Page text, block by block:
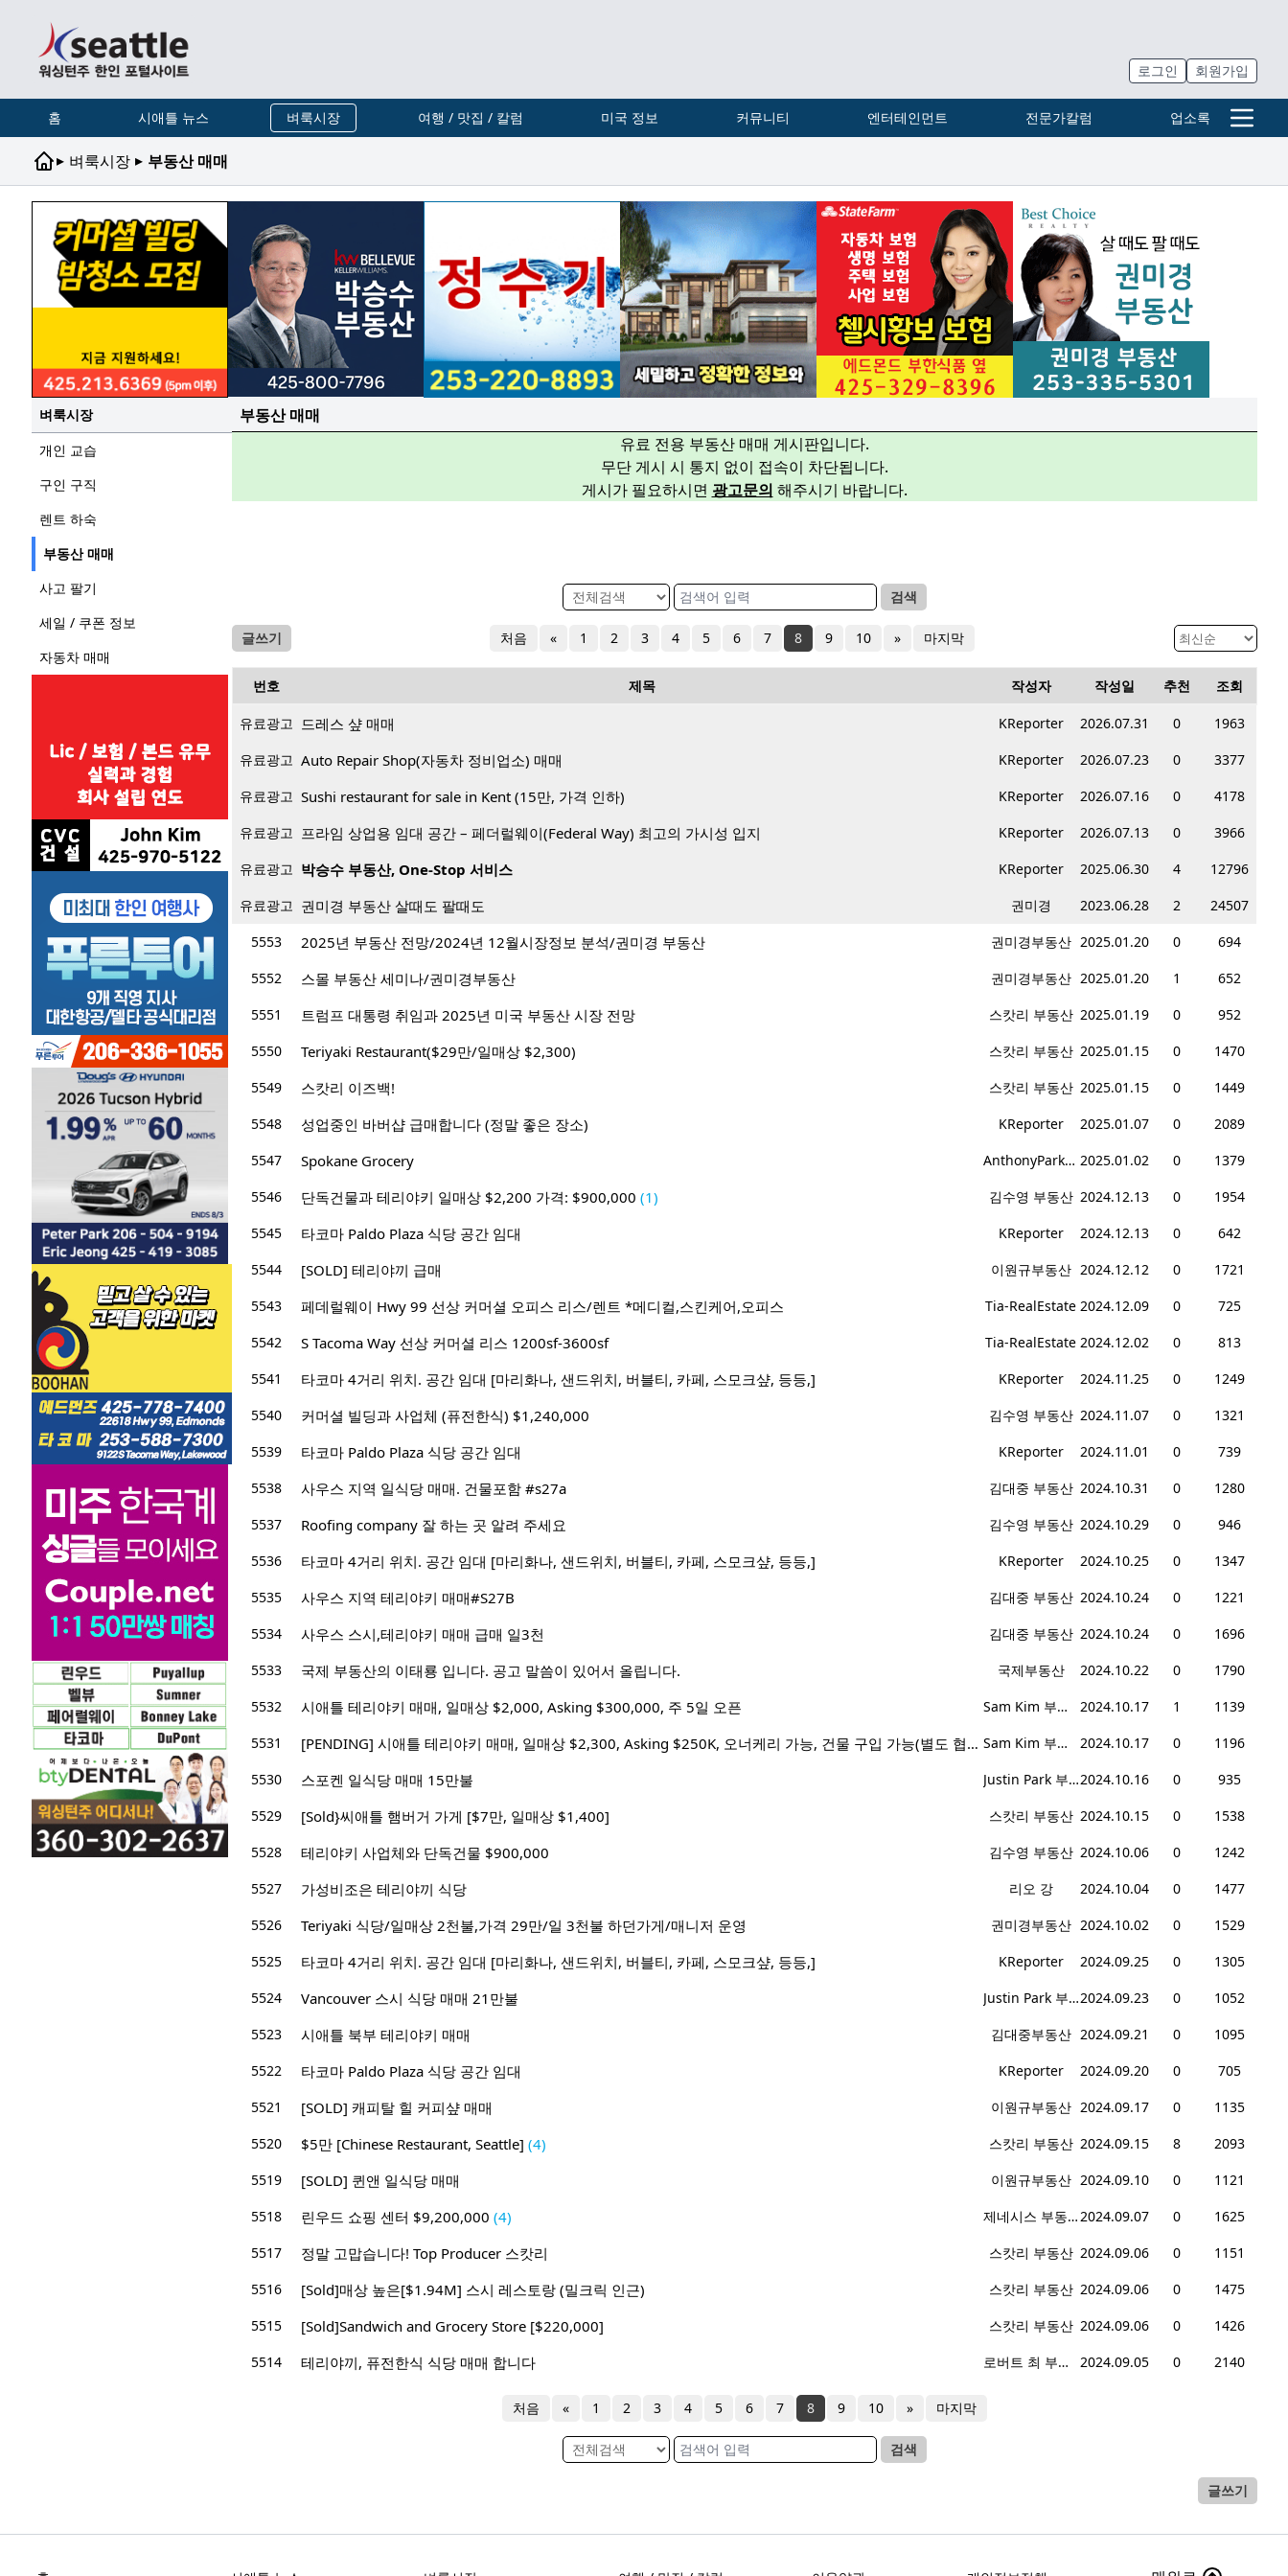
로그인 회원가입
홈 시애틀 뉴스 벼룩시장 여행 / 맛집 / 칼럼 미국 정보 커뮤니티 엔터테인먼트 전문가칼럼 업소록
▸ 벼룩시장 ▸ 부동산 매매
벼룩시장
개인 교습
구인 구직
렌트 하숙
부동산 매매
사고 팔기
세일 / 쿠폰 정보
자동차 매매
부동산 매매
유료 전용 부동산 매매 게시판입니다.
무단 게시 시 통지 없이 접속이 차단됩니다.
게시가 필요하시면 광고문의 해주시기 바랍니다.
검색
글쓰기 처음 « 1 2 3 4 5 6 7 8 9 10 » 마지막
번호 제목 작성자 작성일 추천 조회
유료광고 드레스 샾 매매 KReporter 2026.07.31 0
1963
유료광고 Auto Repair Shop(자동차 정비업소) 매매 KReporter 2026.07.23 0
3377
유료광고 Sushi restaurant for sale in Kent (15만, 가격 인하) KReporter 2026.07.16 0
4178
유료광고 프라임 상업용 임대 공간 – 페더럴웨이(Federal Way) 최고의 가시성 입지 KReporter 2026.07.13 0
3966
유료광고 박승수 부동산, One-Stop 서비스 KReporter 2025.06.30 4
12796
유료광고 권미경 부동산 살때도 팔때도 권미경 2023.06.28 2
24507
5553
2025년 부동산 전망/2024년 12월시장정보 분석/권미경 부동산 권미경부동산 2025.01.20 0
694
5552
스몰 부동산 세미나/권미경부동산 권미경부동산 2025.01.20 1
652
5551
트럼프 대통령 취임과 2025년 미국 부동산 시장 전망 스캇리 부동산 2025.01.19 0
952
5550
Teriyaki Restaurant($29만/일매상 $2,300) 스캇리 부동산 2025.01.15 0
1470
5549
스캇리 이즈백! 스캇리 부동산 2025.01.15 0
1449
5548
성업중인 바버샵 급매합니다 (정말 좋은 장소) KReporter 2025.01.07 0
2089
5547
Spokane Grocery AnthonyPark부동산 2025.01.02 0
1379
5546
단독건물과 테리야키 일매상 $2,200 가격: $900,000 (1) 김수영 부동산 2024.12.13 0
1954
5545
타코마 Paldo Plaza 식당 공간 임대 KReporter 2024.12.13 0
642
5544
[SOLD] 테리야끼 급매 이원규부동산 2024.12.12 0
1721
5543
페데럴웨이 Hwy 99 선상 커머셜 오피스 리스/렌트 *메디컬,스킨케어,오피스 Tia-RealEstate 2024.12.09 0
725
5542
S Tacoma Way 선상 커머셜 리스 1200sf-3600sf Tia-RealEstate 2024.12.02 0
813
5541
타코마 4거리 위치. 공간 임대 [마리화나, 샌드위치, 버블티, 카페, 스모크샾, 등등,] KReporter 2024.11.25 0
1249
5540
커머셜 빌딩과 사업체 (퓨전한식) $1,240,000 김수영 부동산 2024.11.07 0
1321
5539
타코마 Paldo Plaza 식당 공간 임대 KReporter 2024.11.01 0
739
5538
사우스 지역 일식당 매매. 건물포함 #s27a 김대중 부동산 2024.10.31 0
1280
5537
Roofing company 잘 하는 곳 알려 주세요 김수영 부동산 2024.10.29 0
946
5536
타코마 4거리 위치. 공간 임대 [마리화나, 샌드위치, 버블티, 카페, 스모크샾, 등등,] KReporter 2024.10.25 0
1347
5535
사우스 지역 테리야키 매매#S27B 김대중 부동산 2024.10.24 0
1221
5534
사우스 스시,테리야키 매매 급매 일3천 김대중 부동산 2024.10.24 0
1696
5533
국제 부동산의 이태룡 입니다. 공고 말씀이 있어서 올립니다. 국제부동산 2024.10.22 0
1790
5532
시애틀 테리야키 매매, 일매상 $2,000, Asking $300,000, 주 5일 오픈 Sam Kim 부동산 2024.10.17 1
1139
5531
[PENDING] 시애틀 테리야키 매매, 일매상 $2,300, Asking $250K, 오너케리 가능, 건물 구입 가능(별도 협의) Sam Kim 부동산 2024.10.17 0
1196
5530
스포켄 일식당 매매 15만불 Justin Park 부동산2024.10.16 0
935
5529
[Sold}씨애틀 햄버거 가게 [$7만, 일매상 $1,400] 스캇리 부동산 2024.10.15 0
1538
5528
테리야키 사업체와 단독건물 $900,000 김수영 부동산 2024.10.06 0
1242
5527
가성비조은 테리야끼 식당 리오 강 2024.10.04 0
1477
5526
Teriyaki 식당/일매상 2천불,가격 29만/일 3천불 하던가게/매니저 운영 권미경부동산 2024.10.02 0
1529
5525
타코마 4거리 위치. 공간 임대 [마리화나, 샌드위치, 버블티, 카페, 스모크샾, 등등,] KReporter 2024.09.25 0
1305
5524
Vancouver 스시 식당 매매 21만불 Justin Park 부동산2024.09.23 0
1052
5523
시애틀 북부 테리야키 매매 김대중부동산 2024.09.21 0
1095
5522
타코마 Paldo Plaza 식당 공간 임대 KReporter 2024.09.20 0
705
5521
[SOLD] 캐피탈 힐 커피샾 매매 이원규부동산 2024.09.17 0
1135
5520
$5만 [Chinese Restaurant, Seattle] (4) 스캇리 부동산 2024.09.15 8
2093
5519
[SOLD] 퀸앤 일식당 매매 이원규부동산 2024.09.10 0
1121
5518
린우드 쇼핑 센터 $9,200,000 (4) 제네시스 부동산2024.09.07 0
1625
5517
정말 고맙습니다! Top Producer 스캇리 스캇리 부동산 2024.09.06 0
1151
5516
[Sold]매상 높은[$1.94M] 스시 레스토랑 (밀크릭 인근) 스캇리 부동산 2024.09.06 0
1475
5515
[Sold]Sandwich and Grocery Store [$220,000] 스캇리 부동산 2024.09.06 0
1426
5514
테리야끼, 퓨전한식 식당 매매 합니다 로버트 최 부동산 2024.09.05 0 2140
처음 « 1 2 3 4 5 6 7 8 9 10 » 마지막
검색
글쓰기